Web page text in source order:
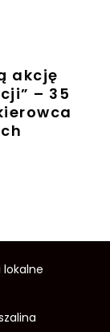
akcję
– 35